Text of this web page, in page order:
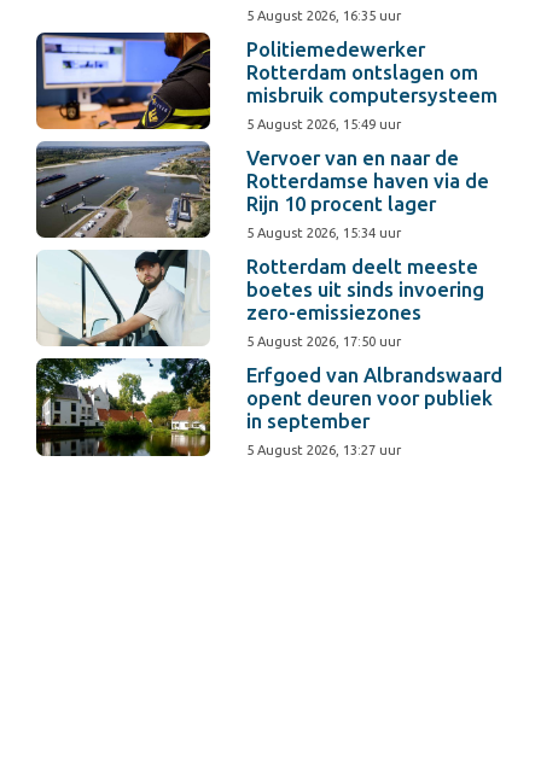
5 August 2026, 16:35 uur
Politiemedewerker
Rotterdam ontslagen om
misbruik computersysteem
5 August 2026, 15:49 uur
Vervoer van en naar de
Rotterdamse haven via de
Rijn 10 procent lager
5 August 2026, 15:34 uur
Rotterdam deelt meeste
boetes uit sinds invoering
zero-emissiezones
5 August 2026, 17:50 uur
Erfgoed van Albrandswaard
opent deuren voor publiek
in september
5 August 2026, 13:27 uur